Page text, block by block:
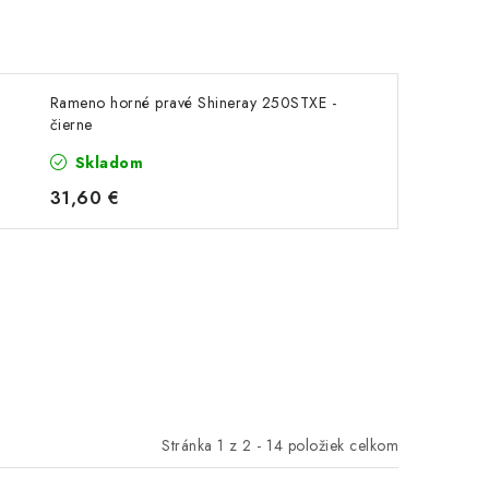
Rameno horné pravé Shineray 250STXE -
čierne
Skladom
31,60 €
Stránka 1 z 2 - 14 položiek celkom